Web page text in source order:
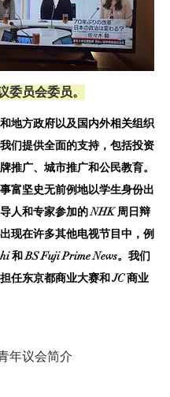
委员会委员。
地方政府以及国内外相关组织
们提供全面的支持，包括投资
推广、城市推广和公民教育。
富坚史无前例地以学生身份出
人和专家参加的 NHK 周日辩
现在许多其他电视节目中，例
和 BS Fuji Prime News。我们
任东京都商业大赛和 JC 商业
年议会简介